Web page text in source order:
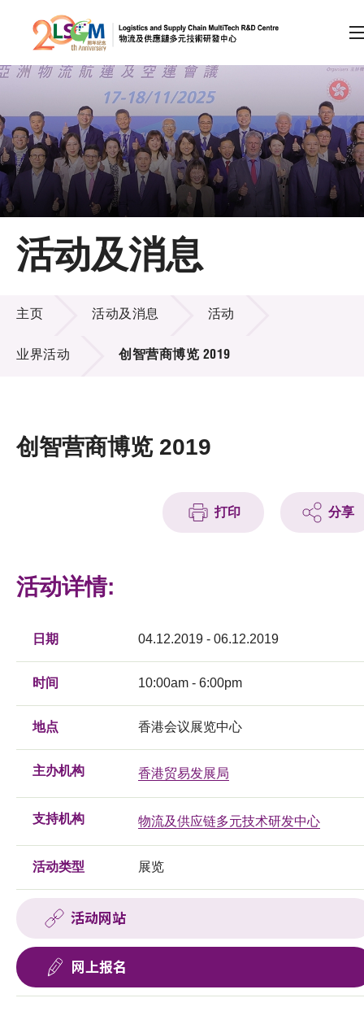
跳到内容（按回车键）
会员登录
A A EN 繁 简
主页
关于LSCM
技术商品化
项目及资助计划
活动及消息
科技分享
活动及消息
活动及消息
主页 活动及消息 活动
业界活动 创智营商博览 2019
创智营商博览 2019
打印 分享
活动详情:
日期 04.12.2019 - 06.12.2019
时间 10:00am - 6:00pm
地点 香港会议展览中心
主办机构 香港贸易发展局
支持机构 物流及供应链多元技术研发中心
活动类型 展览
活动网站
网上报名